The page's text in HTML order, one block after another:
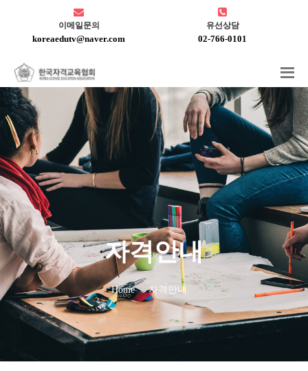
이메일문의
koreaedutv@naver.com
유선상담
02-766-0101
자격안내
Home 자격안내